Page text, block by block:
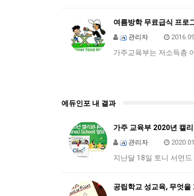
여름방학 무료급식 프로
관리자
가주교육부는 저소득층
에듀인포 내 결과
가주 교육부 2020년 캘
관리자
지난달 18일 토니 서먼
공립학교 성교육, 무엇을